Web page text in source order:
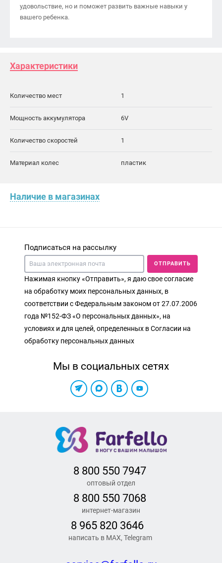
удовольствие, но и поможет развить важные навыки у
вашего ребенка.
Характеристики
Количество мест 1
Мощность аккумулятора 6V
Количество скоростей 1
Материал колес пластик
Наличие в магазинах
Подписаться на рассылку
ОТПРАВИТЬ
Нажимая кнопку «Отправить», я даю свое согласие
на обработку моих персональных данных, в
соответствии с Федеральным законом от 27.07.2006
года №152-ФЗ «О персональных данных», на
условиях и для целей, определенных в Согласии на
обработку персональных данных
Мы в социальных сетях
8 800 550 7947
оптовый отдел
8 800 550 7068
интернет-магазин
8 965 820 3646
написать в MAX, Telegram